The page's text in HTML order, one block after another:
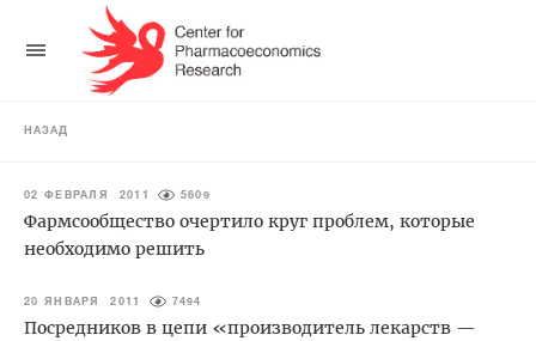
НАЗАД
02 ФЕВРАЛЯ 2011 5609
Фармсообщество очертило круг проблем, которые
необходимо решить
20 ЯНВАРЯ 2011 7494
Посредников в цепи «производитель лекарств —